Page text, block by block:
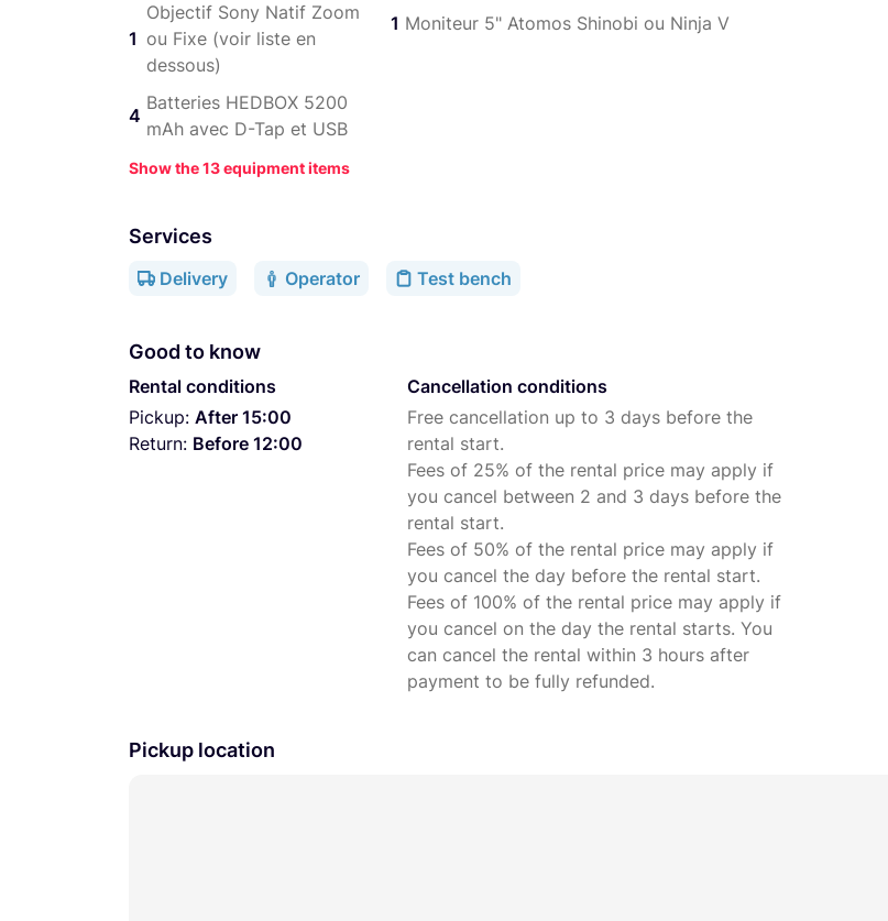
Me contacter au +33 7 67 10 79 00 pour plus d'informations, je serai ravi de répondre à vos
questions.
Aperçu de notreCatalogue
Sony FE 12-24mm f2.8 GM
Sony FE 24-70mm f2.8 GM
Sigma FE 24-70mm f2.8 DN DG Art
Sony FE 100-400mm f4.5-5 GM
Sony FE 24mm f1.4 GM
Sigma FE 85mm F1.4 DG DN | Art
Sony FE 90mm MACRO f2.8
Sigma FE 105mm F2.8 DG DN MACRO | Art
1
Objectif Sony Natif Zoom
ou Fixe (voir liste en
dessous)
4
Batteries HEDBOX 5200
mAh avec D-Tap et USB
1 Moniteur 5" Atomos Shinobi ou Ninja V
Show the 13 equipment items
Services
Delivery Operator Test bench
Good to know
Rental conditions
Pickup: After 15:00
Return: Before 12:00
Cancellation conditions
Free cancellation up to 3 days before the
rental start.
Fees of 25% of the rental price may apply if
you cancel between 2 and 3 days before the
rental start.
Fees of 50% of the rental price may apply if
you cancel the day before the rental start.
Fees of 100% of the rental price may apply if
you cancel on the day the rental starts. You
can cancel the rental within 3 hours after
payment to be fully refunded.
Pickup location